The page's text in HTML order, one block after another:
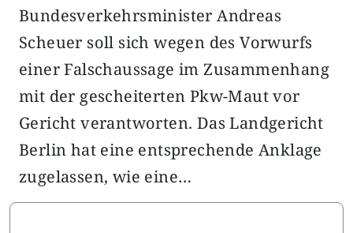
Bundesverkehrsminister Andreas
Scheuer soll sich wegen des Vorwurfs
einer Falschaussage im Zusammenhang
mit der gescheiterten Pkw-Maut vor
Gericht verantworten. Das Landgericht
Berlin hat eine entsprechende Anklage
zugelassen, wie eine…